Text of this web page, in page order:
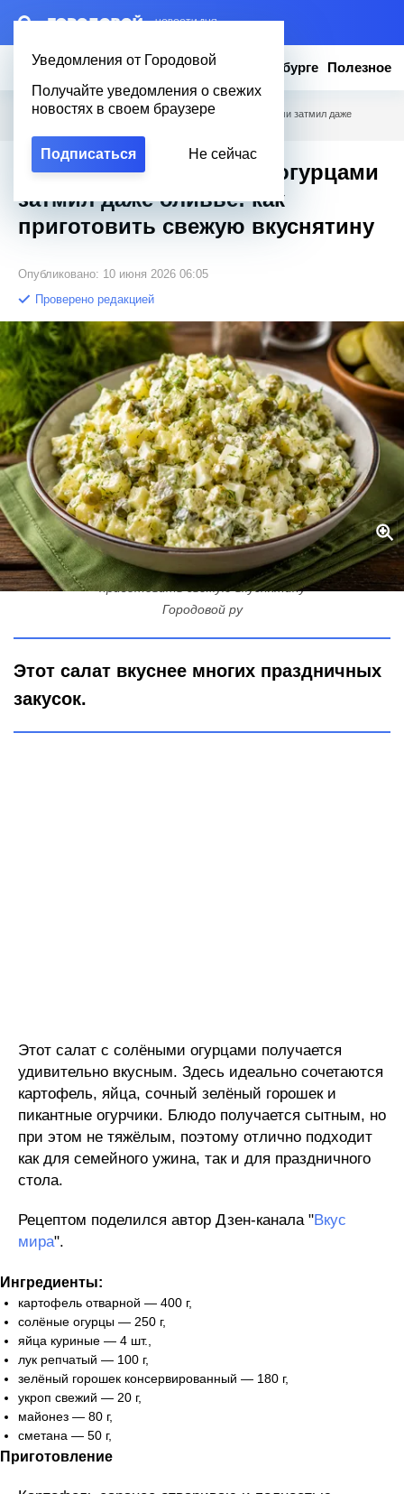
– НОВОСТИ ДНЯ
Уведомления от Городовой
Получайте уведомления о свежих
новостях в своем браузере
Подписаться Не сейчас
Новости Эксклюзив Вопросы о Петербурге Полезное
Городовой Полезное / Этот салат с солёными огурцами затмил даже
Этот салат с солёными огурцами
затмил даже оливье: как
приготовить свежую вкуснятину
Опубликовано: 10 июня 2026 06:05
Проверено редакцией
Этот салат с солёными огурцами затмил даже оливье: как
приготовить свежую вкуснятину
Городовой ру
Этот салат вкуснее многих праздничных
закусок.
Этот салат с солёными огурцами получается
удивительно вкусным. Здесь идеально сочетаются
картофель, яйца, сочный зелёный горошек и
пикантные огурчики. Блюдо получается сытным, но
при этом не тяжёлым, поэтому отлично подходит
как для семейного ужина, так и для праздничного
стола.
Рецептом поделился автор Дзен-канала "Вкус
мира".
Ингредиенты:
картофель отварной — 400 г,
солёные огурцы — 250 г,
яйца куриные — 4 шт.,
лук репчатый — 100 г,
зелёный горошек консервированный — 180 г,
укроп свежий — 20 г,
майонез — 80 г,
сметана — 50 г,
Приготовление